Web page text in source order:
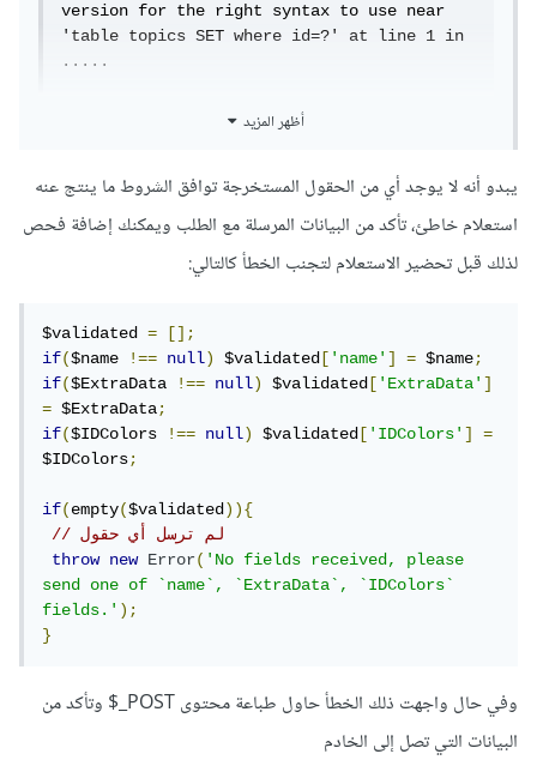
version for the right syntax to use near
'table topics SET where id=?' at line 1 in
.....
قمت بتجربة أيضا على جدول مختلف ونفس المشكلة مستمرة وهذا
الرسالة التي حصلت عليها من السطر أعلاه
أظهر المزيد
يبدو أنه لا يوجد أي من الحقول المستخرجة توافق الشروط ما ينتج عنه
استعلام خاطئ، تأكد من البيانات المرسلة مع الطلب ويمكنك إضافة فحص
لذلك قبل تحضير الاستعلام لتجنب الخطأ كالتالي:
$validated =
[];
if($name !== null) $validated['name'] = $name;
if($ExtraData !== null) $validated['ExtraData']
= $ExtraData;
if($IDColors !== null) $validated['IDColors']
=
$IDColors;
if(empty($validated)){
// لم ترسل أي حقول
throw
new Error('No fields received, please
send one of `name`, `ExtraData`, `IDColors`
fields.');
}
وفي حال واجهت ذلك الخطأ حاول طباعة محتوى POST_$ وتأكد من
البيانات التي تصل إلى الخادم